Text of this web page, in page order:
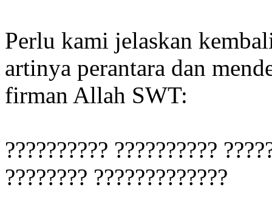
Perlu kami jelaskan
artinya perantara dan
firman Allah SWT:
?????????? ??????????
???????? ?????????????